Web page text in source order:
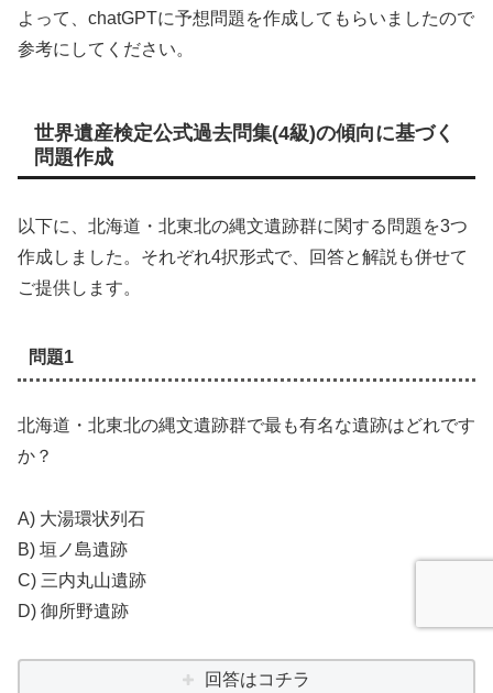
よって、chatGPTに予想問題を作成してもらいましたので
参考にしてください。
世界遺産検定公式過去問集(4級)の傾向に基づく
問題作成
以下に、北海道・北東北の縄文遺跡群に関する問題を3つ
作成しました。それぞれ4択形式で、回答と解説も併せて
ご提供します。
問題1
北海道・北東北の縄文遺跡群で最も有名な遺跡はどれです
か？
A) 大湯環状列石
B) 垣ノ島遺跡
C) 三内丸山遺跡
D) 御所野遺跡
回答はコチラ